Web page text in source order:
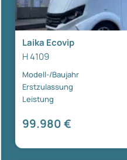
Laika Ecovip
H 4109
Modell-/Baujahr
Erstzulassung
Leistung
99.980 €